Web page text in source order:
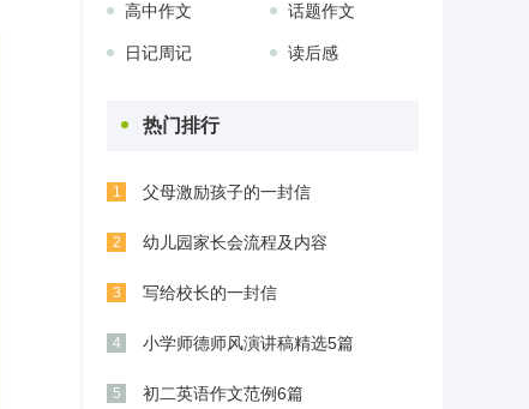
高中作文 话题作文
日记周记 读后感
热门排行
1 父母激励孩子的一封信
2 幼儿园家长会流程及内容
3 写给校长的一封信
4 小学师德师风演讲稿精选5篇
5 初二英语作文范例6篇